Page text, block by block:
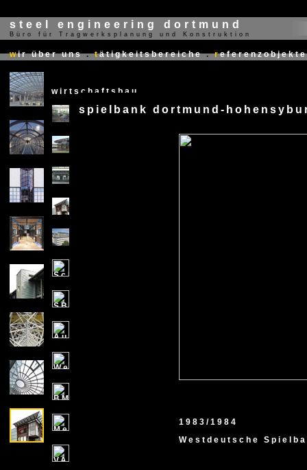
steel engineering dortmund
Büro für Tragwerksplanung und Konstruktion
wir über uns . tätigkeitsbereiche . referenzobjekte
wirtschaftsbau
X
spielbank dortmund-
1983/1984
Westdeutsche